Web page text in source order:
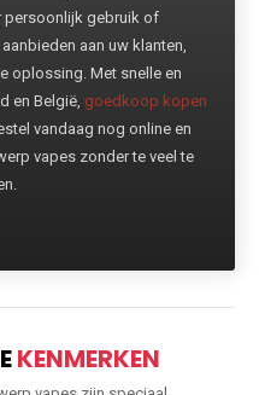
persoonlijk gebruik of
aan uw klanten,
oplossing. Met snelle en
en België, goedkoop kopen
vandaag nog online en
vapes zonder te veel te
KENMERKEN